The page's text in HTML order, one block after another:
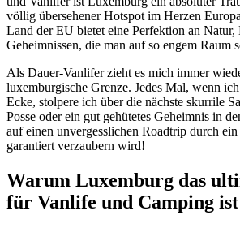
völlig übersehener Hotspot im Herzen
Land der EU bietet eine Perfektion an
Geheimnissen, die man auf so engem Raum
Als Dauer-Vanlifer zieht es mich immer
luxemburgische Grenze. Jedes Mal, wenn
Ecke, stolpere ich über die nächste skurrile
Posse oder ein gut gehütetes Geheimnis in
auf einen unvergesslichen Roadtrip durch
garantiert verzaubern wird!
Warum Luxemburg das
für Vanlife und Camping ist